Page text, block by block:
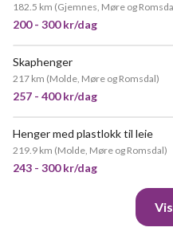
182.5 km (Gjemnes, Møre og
200 - 300 kr/dag
Skaphenger
217 km (Molde, Møre og Romsdal)
257 - 400 kr/dag
Henger med plastlokk til leie
219.9 km (Molde, Møre og Romsdal)
243 - 300 kr/dag